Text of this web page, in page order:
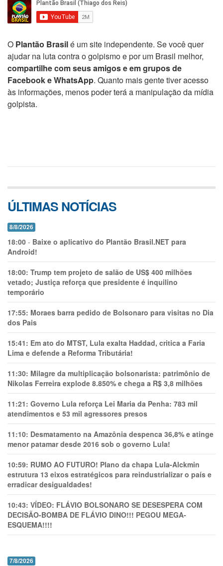
O Plantão Brasilé um site independente. Se você quer
ajudar na luta contra o golpismo e por um Brasil melhor,
compartilhe com seus amigos e em grupos de
Facebook e WhatsApp. Quanto mais gente tiver acesso
às informações, menos poder terá a manipulação da mídia
golpista.
ÚLTIMAS NOTÍCIAS
8/8/2026
18:00 - Baixe o aplicativo do Plantão Brasil.NET para
Android!
18:00: Trump tem projeto de salão de US$ 400 milhões
vetado; Justiça reforça que presidente é inquilino
temporário
17:55: Moraes barra pedido de Bolsonaro para visitas no Dia
dos Pais
15:41: Em ato do MTST, Lula exalta Haddad, critica a Faria
Lima e defende a Reforma Tributária!
11:30: Milagre da multiplicação bolsonarista: patrimônio de
Nikolas Ferreira explode 8.850% e chega a R$ 3,8 milhões
11:21: Governo Lula reforça Lei Maria da Penha: 783 mil
atendimentos e 53 mil agressores presos
11:10: Desmatamento na Amazônia despenca 36,8% e atinge
menor patamar desde 2016 sob o governo Lula!
10:59: RUMO AO FUTURO! Plano da chapa Lula-Alckmin
estrutura 13 eixos estratégicos para reindustrializar o país e
erradicar desigualdades!
10:43: VÍDEO: FLÁVIO BOLSONARO SE DESESPERA COM
DECISÃO-BOMBA DE FLÁVIO DINO!!! PEGOU MEGA-
ESQUEMA!!!!
7/8/2026